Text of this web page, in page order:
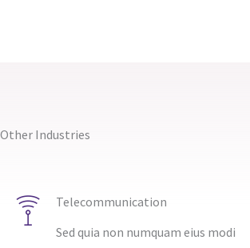
Other Industries
Telecommunication​
Sed quia non numquam eius modi